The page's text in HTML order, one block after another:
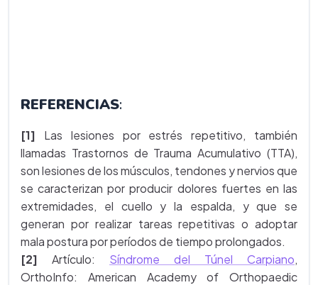
REFERENCIAS:
[1] Las lesiones por estrés repetitivo, también
llamadas Trastornos de Trauma Acumulativo (TTA),
son lesiones de los músculos, tendones y nervios que
se caracterizan por producir dolores fuertes en las
extremidades, el cuello y la espalda, y que se
generan por realizar tareas repetitivas o adoptar
mala postura por períodos de tiempo prolongados.
[2] Artículo: Síndrome del Túnel Carpiano,
OrthoInfo: American Academy of Orthopaedic